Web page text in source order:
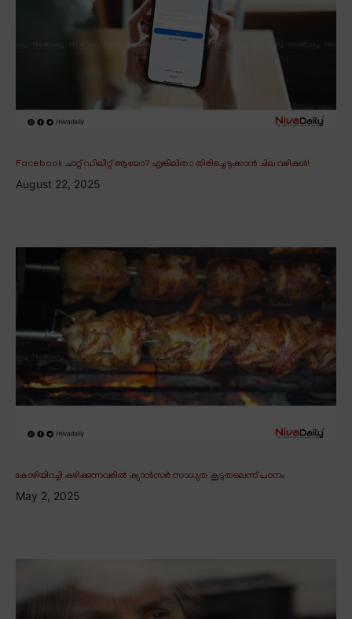
Facebook ചാറ്റ് ഡിലീറ്റ് ആയോ? എങ്കിലിതാ തിരിച്ചെടുക്കാൻ ചില വഴികൾ!
August 22, 2025
കോഴിയിറച്ചി കഴിക്കുന്നവരിൽ ക്യാൻസർ സാധ്യത കൂടുതലെന്ന് പഠനം
May 2, 2025